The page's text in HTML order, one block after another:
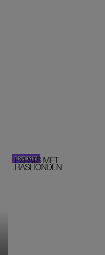
EXPATS MET
RASHONDEN